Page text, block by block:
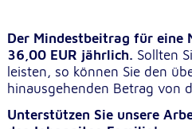
Der Mindestbeitrag für eine
36,00 EUR jährlich. Sollten
leisten, so können Sie den
hinausgehenden Betrag von
Unterstützen Sie unsere
Anbieter:
Google LLC
Zweck: